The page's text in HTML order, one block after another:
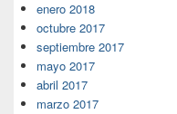
enero 2018
octubre 2017
septiembre 2017
mayo 2017
abril 2017
marzo 2017